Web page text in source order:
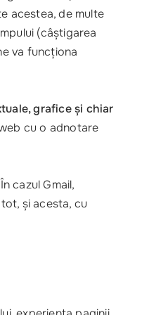
acestea, de multe
(câștigarea
va funcționa
grafice și chiar
cu o adnotare
cazul Gmail,
și acesta, cu